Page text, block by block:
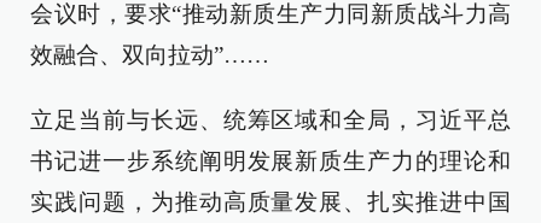
会议时，要求“推动新质生产力同新质战斗力高
效融合、双向拉动”……
立足当前与长远、统筹区域和全局，习近平总
书记进一步系统阐明发展新质生产力的理论和
实践问题，为推动高质量发展、扎实推进中国